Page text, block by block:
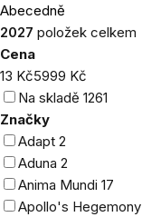
Abecedně
2027 položek celkem
Cena
13 Kč5999 Kč
Na skladě 1261
Značky
Adapt 2
Aduna 2
Anima Mundi 17
Apollo's Hegemony